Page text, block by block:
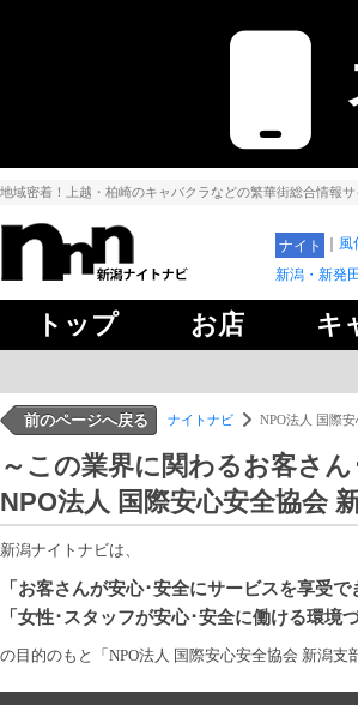
地域密着！上越・柏崎のキャバクラなどの繁華街総合情報サ
ナイト 風
新潟・新発田
トップ お店 キ
前のページへ戻る ナイトナビ NPO法人 国際
～この業界に関わるお客さ
NPO法人 国際安心安全協会
新潟ナイトナビは、
「お客さんが安心･安全にサービスを享受で
「女性･スタッフが安心･安全に働ける環境づ
の目的のもと「NPO法人 国際安心安全協会 新潟